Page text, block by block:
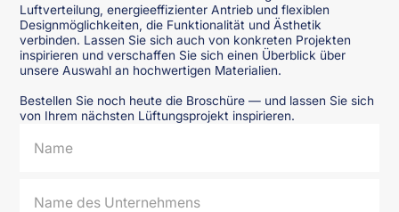
Luftverteilung, energieeffizienter Antrieb und flexiblen
Designmöglichkeiten, die Funktionalität und Ästhetik
verbinden. Lassen Sie sich auch von konkreten Projekten
inspirieren und verschaffen Sie sich einen Überblick über
unsere Auswahl an hochwertigen Materialien.
Bestellen Sie noch heute die Broschüre — und lassen Sie sich
von Ihrem nächsten Lüftungsprojekt inspirieren.